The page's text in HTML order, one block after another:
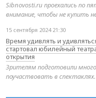
Sibnovosti.ru проехались по
внимание, чтобы не купить
15 сентября 2024 21:30
Время удивлять и
стартовал юбилейный
открытия
Зрителям подготовили
поучаствовать в